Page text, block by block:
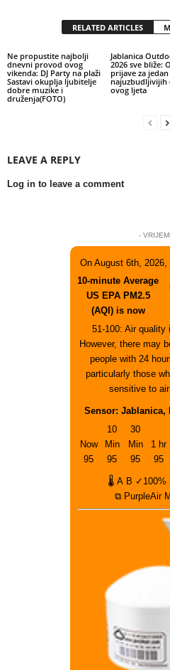
RELATED ARTICLES
Ne propustite najbolji
dnevni provod ovog
vikenda: DJ Party na plaži
Sastavi okuplja ljubitelje
dobre muzike i
druženja(FOTO)
Jablanica
2026 sve bliže:
prijave za
najuzbudljivijih
ovog ljeta
LEAVE A REPLY
Log in to leave a comment
-
On August 6th, 2026,
10-minute Average
US EPA PM2.5
(AQI) is now
51-100: Air quality
However, there may
people with 24
particularly those
sensitive to
Sensor: Jablanica,
Now
95
10
Min
95
30
Min
95
1 hr
95
🌡 A B ✓100%
⧉ PurpleAir